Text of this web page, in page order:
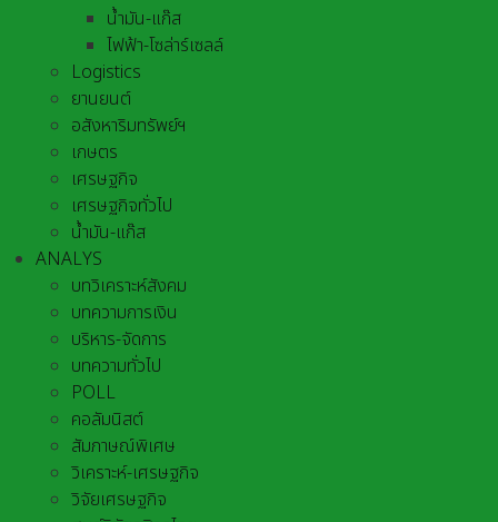
น้ำมัน-แก๊ส
ไฟฟ้า-โซล่าร์เซลล์
Logistics
ยานยนต์
อสังหาริมทรัพย์ฯ
เกษตร
เศรษฐกิจ
เศรษฐกิจทั่วไป
น้ำมัน-แก๊ส
ANALYS
บทวิเคราะห์สังคม
บทความการเงิน
บริหาร-จัดการ
บทความทั่วไป
POLL
คอลัมนิสต์
สัมภาษณ์พิเศษ
วิเคราะห์-เศรษฐกิจ
วิจัยเศรษฐกิจ